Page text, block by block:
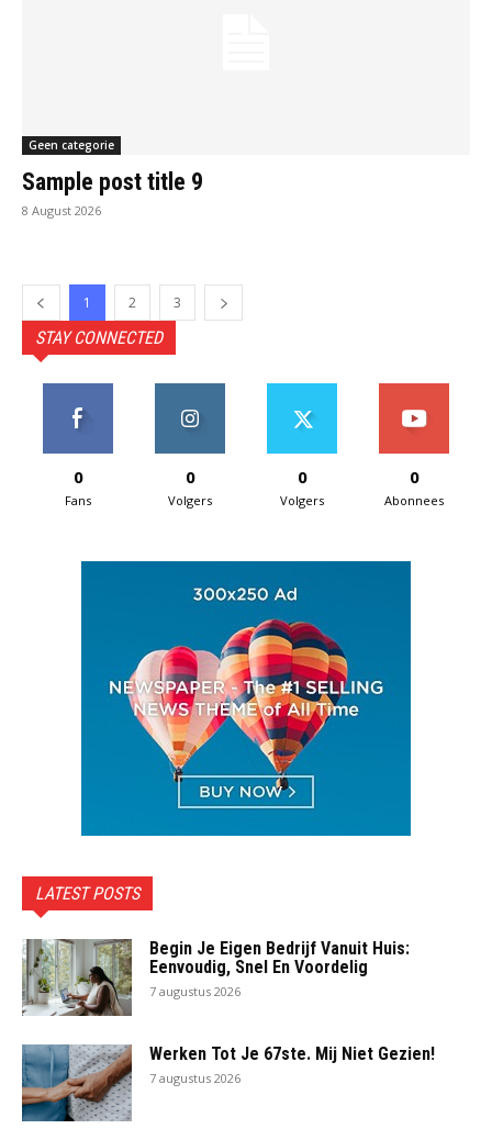
Geen categorie
Sample post title 9
8 August 2026
1 2 3
STAY CONNECTED
0
Fans
0
Volgers
0
Volgers
0
Abonnees
LATEST POSTS
Begin Je Eigen Bedrijf Vanuit Huis:
Eenvoudig, Snel En Voordelig
7 augustus 2026
Werken Tot Je 67ste. Mij Niet Gezien!
7 augustus 2026